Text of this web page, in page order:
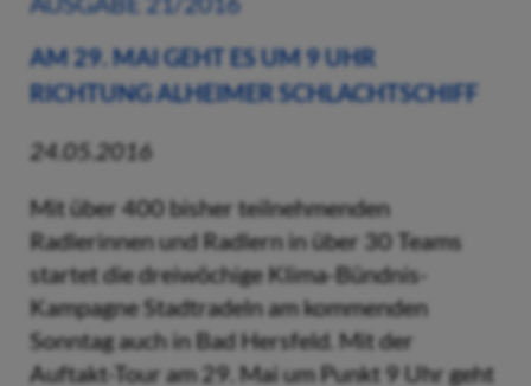
AM 29. MAI GEHT ES UM 9 UHR
RICHTUNG ALHEIMER SCHLACHTSCHIFF
24.05.2016
Mit über 400 bisher teilnehmenden
Radlerinnen und Radlern in über 30 Teams
startet die dreiwöchige Klima-Bündnis-
Kampagne Stadtradeln am kommenden
Sonntag auch in Bad Hersfeld. Mit der
Auftakt-Tour am 29. Mai um Punkt 9 Uhr geht